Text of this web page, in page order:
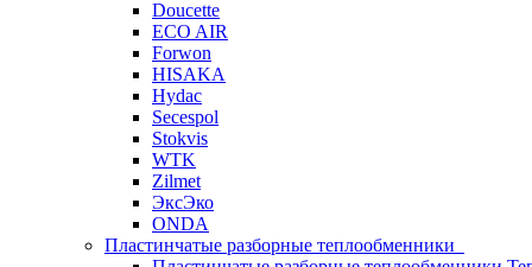
Doucette
ECO AIR
Forwon
HISAKA
Hydac
Secespol
Stokvis
WTK
Zilmet
ЭксЭко
ONDA
Пластинчатые разборные теплообменники